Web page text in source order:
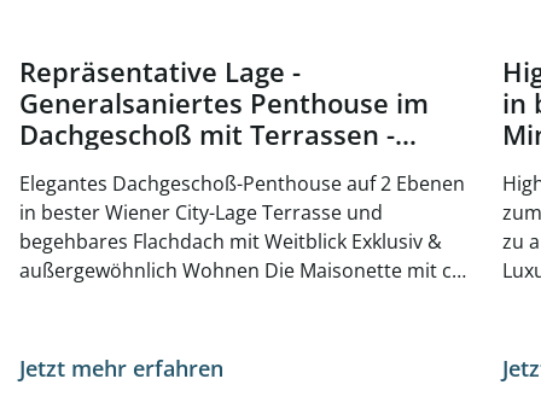
Repräsentative Lage -
Generalsaniertes Penthouse im
Dachgeschoß mit Terrassen -
kaufen in 1010 Wien
Elegantes Dachgeschoß-Penthouse auf 2 Ebenen
in bester Wiener City-Lage Terrasse und
begehbares Flachdach mit Weitblick Exklusiv &
außergewöhnlich Wohnen Die Maisonette mit ca.
sich mit höchstem Wohnkomfort. Ebene 1 -
Vorraum - Gäste-WC - Wohnbereich -
Jetzt mehr erfahren
in
zu